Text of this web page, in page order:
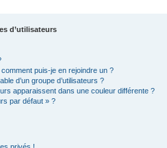
d’utilisateurs
puis-je en rejoindre un ?
d’un groupe d’utilisateurs ?
apparaissent dans une couleur différente ?
par défaut » ?